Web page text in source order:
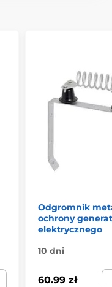
do masy
Odgromnik
ochrony
elektrycznego
10 dni
60.99 zł